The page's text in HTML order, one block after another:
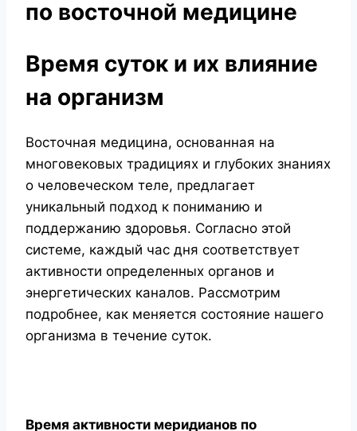
по восточной медицине
Время суток и их влияние
на организм
Восточная медицина, основанная на
многовековых традициях и глубоких знаниях
о человеческом теле, предлагает
уникальный подход к пониманию и
поддержанию здоровья. Согласно этой
системе, каждый час дня соответствует
активности определенных органов и
энергетических каналов. Рассмотрим
подробнее, как меняется состояние нашего
организма в течение суток.
Время активности меридианов по